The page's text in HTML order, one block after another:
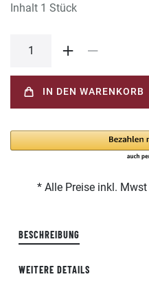
Inhalt 1 Stück
IN DEN WARENKORB
* Alle Preise inkl. Mwst
BESCHREIBUNG
WEITERE DETAILS